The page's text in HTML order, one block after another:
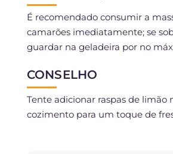
É recomendado consumir a
camarões imediatamente; se
guardar na geladeira por no
CONSELHO
Tente adicionar raspas de limão
cozimento para um toque de